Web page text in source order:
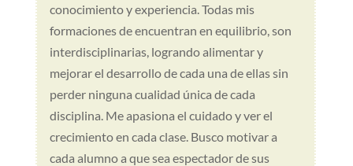
conocimiento y experiencia. Todas mis
formaciones de encuentran en equilibrio, son
interdisciplinarias, logrando alimentar y
mejorar el desarrollo de cada una de ellas sin
perder ninguna cualidad única de cada
disciplina. Me apasiona el cuidado y ver el
crecimiento en cada clase. Busco motivar a
cada alumno a que sea espectador de sus